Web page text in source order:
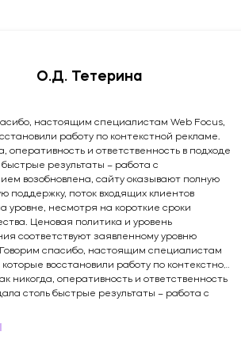
О.Д. Тетерина
настоящим специалистам Web Focus,
работу по контекстной рекламе.
оперативность и ответственность в подходе
быстрые результаты – работа с
возобновлена, сайту оказывают полную
поддержку, поток входящих клиентов
Ценовая политика и уровень
уровню
спасибо, настоящим специалистам
восстановили работу по контекстной
столь быстрые результаты – работа с
поддержку, поток входящих клиентов